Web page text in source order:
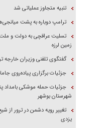
تنبیه متجاوز عملیاتی شد
ترامپ دوباره به پشت
تسلیت عراقچی به دولت و
زمین لرزه
گفتگوی تلفنی وزیران خارجه
جزئیات برگزاری پیاده‌روی
جزئیات حمله موشکی بامداد
شهرستان بوشهر
تغییر رویه دشمن در ترور از
یزدی